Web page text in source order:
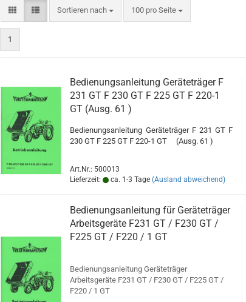
Sortieren nach
Sortieren nach 100 pro Seite
pro Seite
1
Bedienungsanleitung Geräteträger F
231 GT F 230 GT F 225 GT F 220-1
GT (Ausg. 61 )
Bedienungsanleitung Geräteträger F 231 GT F
230 GT F 225 GT F 220-1 GT (Ausg. 61 )
Art.Nr.: 500013
Lieferzeit:
ca. 1-3 Tage (Ausland abweichend)
Bedienungsanleitung für Geräteträger
Arbeitsgeräte F231 GT / F230 GT /
F225 GT / F220 / 1 GT
Bedienungsanleitung Geräteträger
Arbeitsgeräte F231 GT / F230 GT / F225 GT /
F220 / 1 GT